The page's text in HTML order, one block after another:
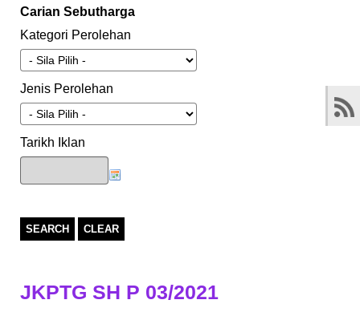
Carian Sebutharga
Kategori Perolehan
Jenis Perolehan
Tarikh Iklan
SEARCH CLEAR
JKPTG SH P 03/2021